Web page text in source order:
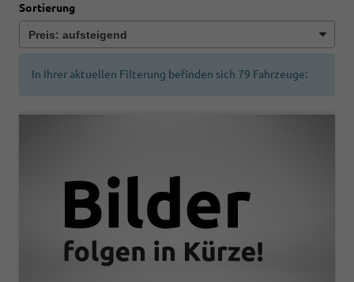
Sortierung
In Ihrer aktuellen Filterung befinden sich 79 Fahrzeuge: